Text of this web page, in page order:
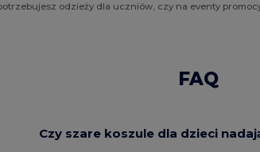
odzieży dla uczniów, czy na eventy
FAQ
Czy szare koszule dla dzieci